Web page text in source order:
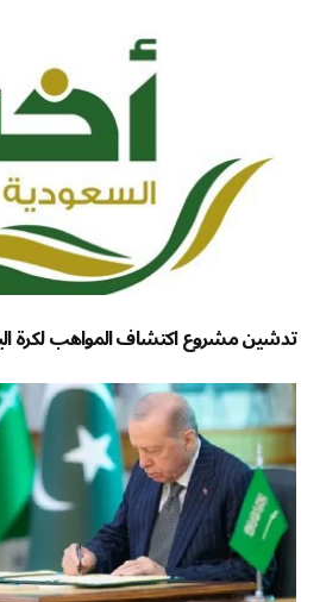
تدشين مشروع اكتشاف المواهب لكرة